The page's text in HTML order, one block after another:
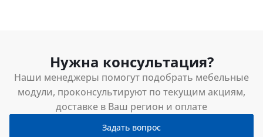
Нужна консультация?
Наши менеджеры помогут подобрать мебельные
модули, проконсультируют по текущим акциям,
доставке в Ваш регион и оплате
Задать вопрос